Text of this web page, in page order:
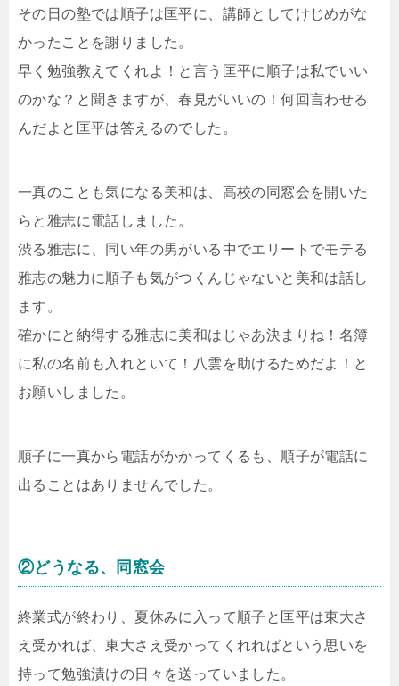
その日の塾では順子は匡平に、講師としてけじめがな
かったことを謝りました。
早く勉強教えてくれよ！と言う匡平に順子は私でいい
のかな？と聞きますが、春見がいいの！何回言わせる
んだよと匡平は答えるのでした。
一真のことも気になる美和は、高校の同窓会を開いた
らと雅志に電話しました。
渋る雅志に、同い年の男がいる中でエリートでモテる
雅志の魅力に順子も気がつくんじゃないと美和は話し
ます。
確かにと納得する雅志に美和はじゃあ決まりね！名簿
に私の名前も入れといて！八雲を助けるためだよ！と
お願いしました。
順子に一真から電話がかかってくるも、順子が電話に
出ることはありませんでした。
②どうなる、同窓会
終業式が終わり、夏休みに入って順子と匡平は東大さ
え受かれば、東大さえ受かってくれればという思いを
持って勉強漬けの日々を送っていました。